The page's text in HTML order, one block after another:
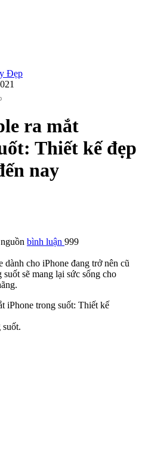
Đẹp
ra mắt
Thiết kế đẹp
nay
nguồn bình luận 999
dành cho iPhone đang trở nên cũ
sẽ mang lại sức sống cho
suốt.